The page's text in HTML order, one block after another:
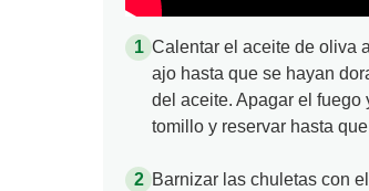
Calentar el aceite de oliva
ajo hasta que se hayan
del aceite. Apagar el fuego
tomillo y reservar hasta
Barnizar las chuletas con